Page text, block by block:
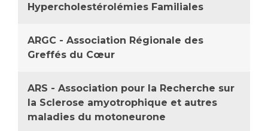
Hypercholestérolémies Familiales
ARGC - Association Régionale des
Greffés du Cœur
ARS - Association pour la Recherche sur
la Sclerose amyotrophique et autres
maladies du motoneurone